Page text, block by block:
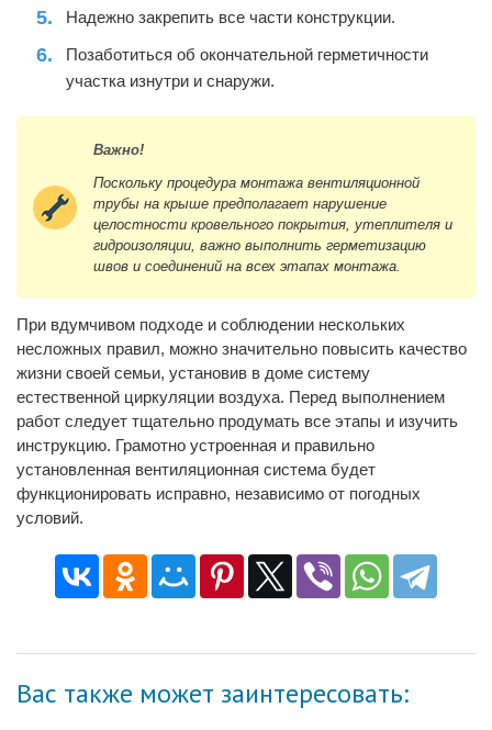
Надежно закрепить все части конструкции.
Позаботиться об окончательной герметичности
участка изнутри и снаружи.
Важно!
Поскольку процедура монтажа вентиляционной
трубы на крыше предполагает нарушение
целостности кровельного покрытия, утеплителя и
гидроизоляции, важно выполнить герметизацию
швов и соединений на всех этапах монтажа.
При вдумчивом подходе и соблюдении нескольких
несложных правил, можно значительно повысить качество
жизни своей семьи, установив в доме систему
естественной циркуляции воздуха. Перед выполнением
работ следует тщательно продумать все этапы и изучить
инструкцию. Грамотно устроенная и правильно
установленная вентиляционная система будет
функционировать исправно, независимо от погодных
условий.
Вас также может заинтересовать: